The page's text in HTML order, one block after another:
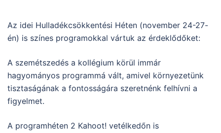
Az idei Hulladékcsökkentési Héten (november 24-27-
én) is színes programokkal vártuk az érdeklődőket:
A szemétszedés a kollégium körül immár
hagyományos programmá vált, amivel környezetünk
tisztaságának a fontosságára szeretnénk felhívni a
figyelmet.
A programhéten 2 Kahoot! vetélkedőn is